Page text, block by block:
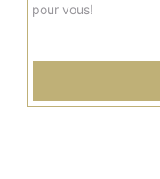
pour vous!